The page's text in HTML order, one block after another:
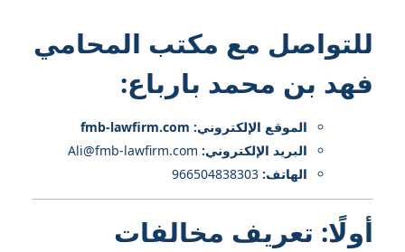
للتواصل مع مكتب المحامي
فهد بن محمد بارباع:
الموقع الإلكتروني: fmb-lawfirm.com
البريد الإلكتروني: Ali@fmb-lawfirm.com
الهاتف:966504838303
أولًا: تعريف مخالفات